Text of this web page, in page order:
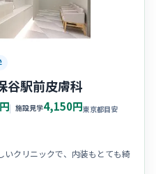
谷駅前皮膚科
施設見学4,150円東京都目安
いクリニックで、内装もとても綺